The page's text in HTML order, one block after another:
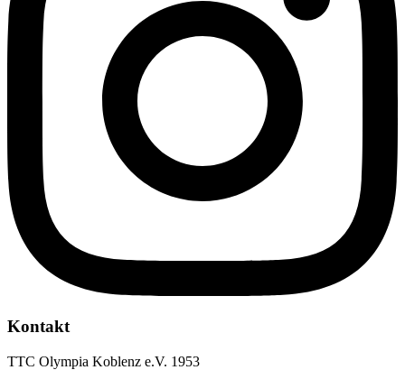
Kontakt
TTC Olympia Koblenz e.V. 1953